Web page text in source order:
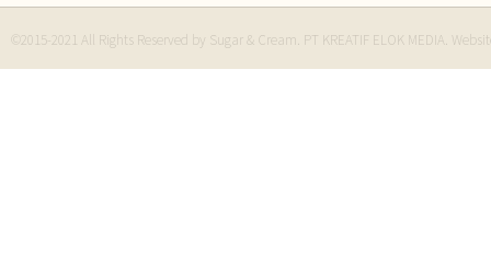
©2015-2021 All Rights Reserved by Sugar & Cream. PT KREATIF ELOK MEDIA.